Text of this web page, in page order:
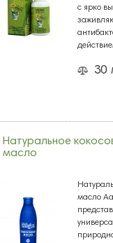
с ярко
30
Натуральное
масло
масло